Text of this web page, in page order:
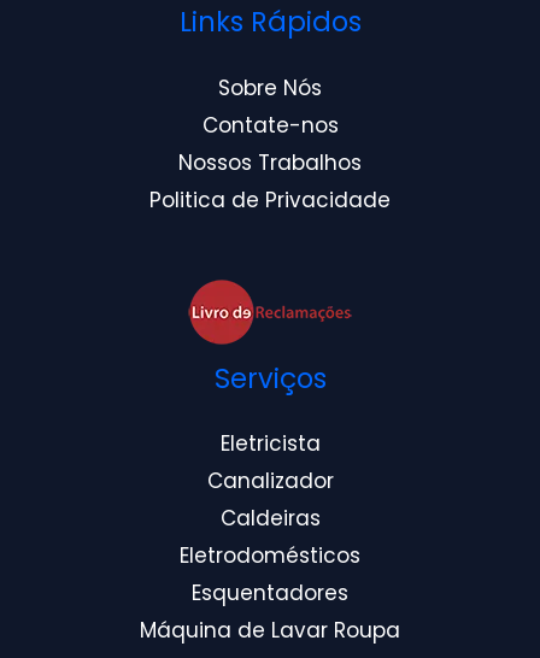
Links Rápidos
Sobre Nós
Contate-nos
Nossos Trabalhos
Politica de Privacidade
Serviços
Eletricista
Canalizador
Caldeiras
Eletrodomésticos
Esquentadores
Máquina de Lavar Roupa